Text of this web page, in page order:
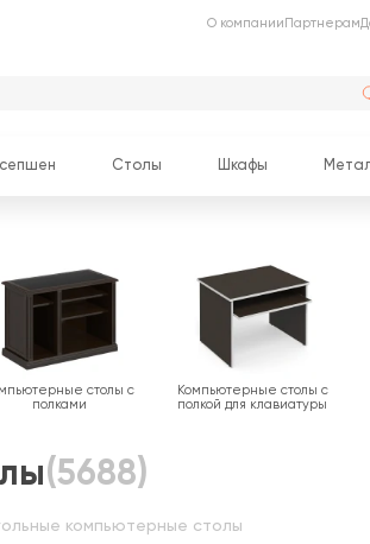
О компании Партнерам
Столы Шкафы
(5688)
компьютерные столы
столы с
полками
Компьютерные столы с
полкой для клавиатуры